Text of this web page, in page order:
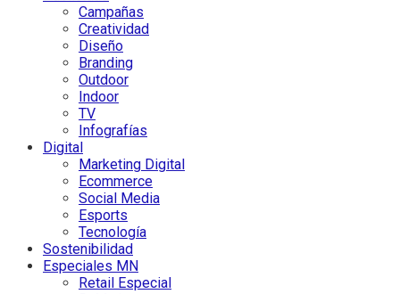
Campañas
Creatividad
Diseño
Branding
Outdoor
Indoor
TV
Infografías
Digital
Marketing Digital
Ecommerce
Social Media
Esports
Tecnología
Sostenibilidad
Especiales MN
Retail Especial